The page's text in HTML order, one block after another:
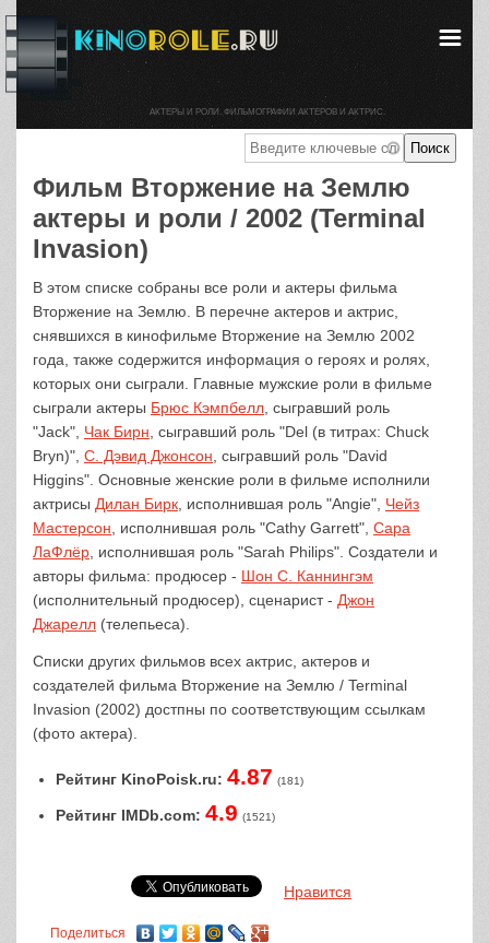
Фильм Вторжение на Землю
актеры и роли / 2002 (Terminal
Invasion)
В этом списке собраны все роли и актеры фильма
Вторжение на Землю. В перечне актеров и актрис,
снявшихся в кинофильме Вторжение на Землю 2002
года, также содержится информация о героях и ролях,
которых они сыграли. Главные мужские роли в фильме
сыграли актеры Брюс Кэмпбелл , сыгравший роль
"Jack", Чак Бирн , сыгравший роль "Del (в титрах: Chuck
Bryn)", С. Дэвид Джонсон , сыгравший роль "David
Higgins". Основные женские роли в фильме исполнили
актрисы Дилан Бирк , исполнившая роль "Angie", Чейз
Мастерсон , исполнившая роль "Cathy Garrett", Сара
ЛаФлёр , исполнившая роль "Sarah Philips". Создатели и
авторы фильма: продюсер - Шон С. Каннингэм
(исполнительный продюсер), сценарист - Джон
Джарелл (телепьеса).
Списки других фильмов всех актрис, актеров и
создателей фильма Вторжение на Землю / Terminal
Invasion (2002) достпны по соответствующим ссылкам
(фото актера).
Рейтинг KinoPoisk.ru: 4.87 (181)
Рейтинг IMDb.com: 4.9 (1521)
Нравится
Поделиться
АКТЕРЫ И РОЛИ. ФИЛЬМОГРАФИИ АКТЕРОВ И АКТРИС.